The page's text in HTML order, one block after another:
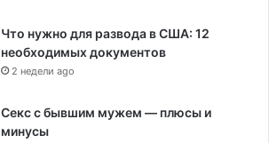
Что нужно для развода в США: 12
необходимых документов
2 недели ago
Секс с бывшим мужем — плюсы и
минусы